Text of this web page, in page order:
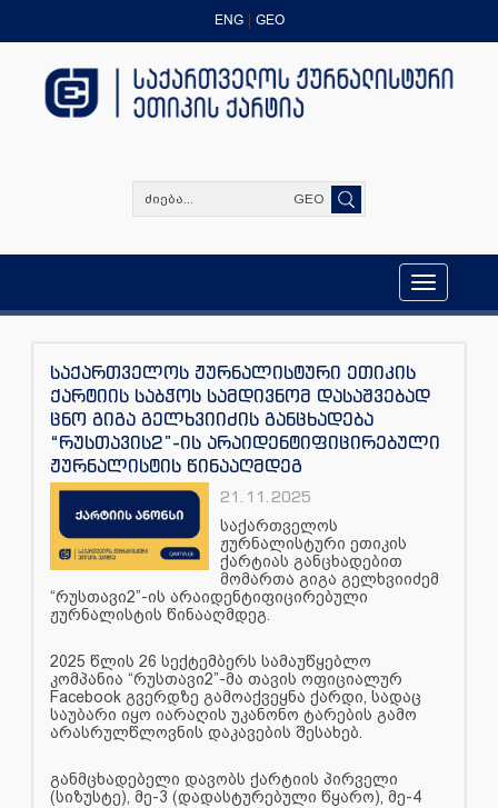
ENG GEO
GEO
Toggle
navigation
საქართველოს ჟურნალისტური ეთიკის
ქარტიის საბჭოს სამდივნომ დასაშვებად
ცნო გიგა გელხვიიძის განცხადება
“რუსთავის2”-ის არაიდენტიფიცირებული
ჟურნალისტის წინააღმდეგ
21.11.2025
საქართველოს
ჟურნალისტური ეთიკის
ქარტიას განცხადებით
მომართა გიგა გელხვიიძემ
“რუსთავი2”-ის არაიდენტიფიცირებული
ჟურნალისტის წინააღმდეგ.
2025 წლის 26 სექტემბერს სამაუწყებლო
კომპანია “რუსთავი2”-მა თავის ოფიციალურ
Facebook გვერდზე გამოაქვეყნა ქარდი, სადაც
საუბარი იყო იარაღის უკანონო ტარების გამო
არასრულწლოვნის დაკავების შესახებ.
განმცხადებელი დავობს ქარტიის პირველი
(სიზუსტე), მე-3 (დადასტურებული წყარო), მე-4